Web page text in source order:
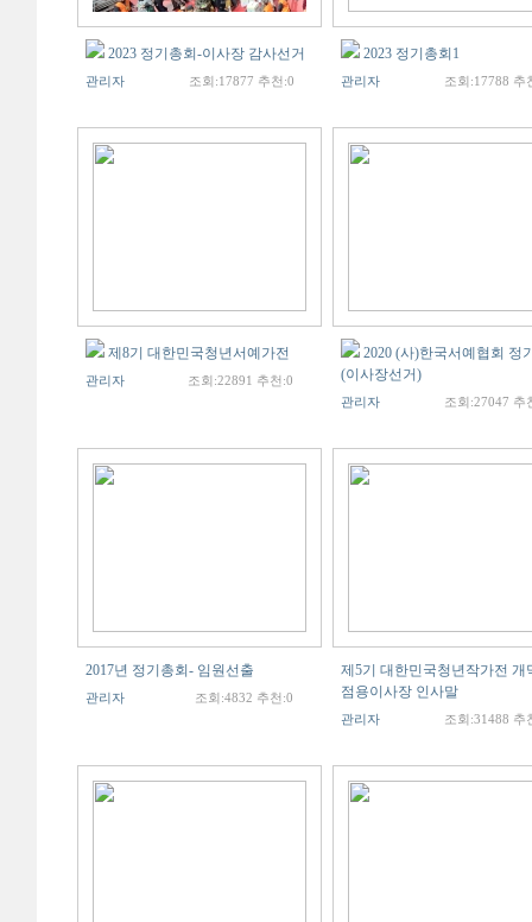
2023 정기총회-이사장 감사선거
관리자 조회:17877 추천:0
2023 정기총회1
관리자 조회:17788 추
제8기 대한민국청년서예가전
관리자 조회:22891 추천:0
2020 (사)한국서예협회 정
(이사장선거)
관리자 조회:27047 추
2017년 정기총회- 임원선출
관리자 조회:4832 추천:0
제5기 대한민국청년작가전 개
점용이사장 인사말
관리자 조회:31488 추